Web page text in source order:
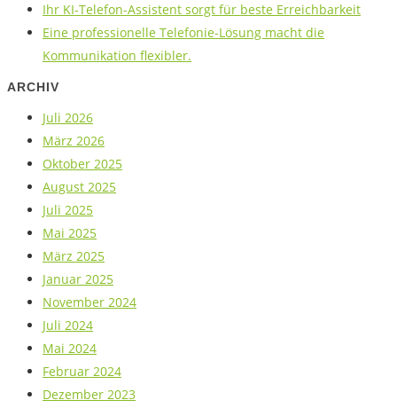
Ihr KI-Telefon-Assistent sorgt für beste Erreichbarkeit
Eine professionelle Telefonie-Lösung macht die
Kommunikation flexibler.
ARCHIV
Juli 2026
März 2026
Oktober 2025
August 2025
Juli 2025
Mai 2025
März 2025
Januar 2025
November 2024
Juli 2024
Mai 2024
Februar 2024
Dezember 2023